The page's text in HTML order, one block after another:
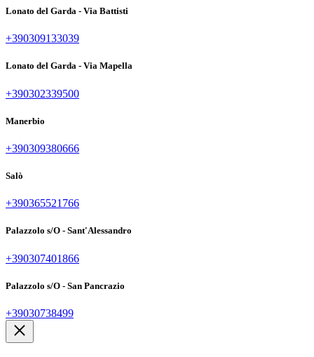
Lonato del Garda - Via Battisti
+390309133039
Lonato del Garda - Via Mapella
+390302339500
Manerbio
+390309380666
Salò
+390365521766
Palazzolo s/O - Sant'Alessandro
+390307401866
Palazzolo s/O - San Pancrazio
+39030738499